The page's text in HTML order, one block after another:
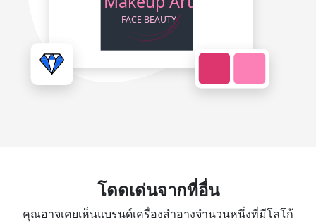
โดดเด่นจากที่อื่น
คุณอาจเคยเห็นแบรนด์เครื่องสำอางจำนวนหนึ่งที่มีโลโก้